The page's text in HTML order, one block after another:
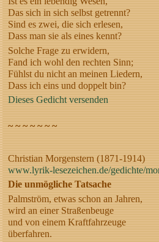
Das sich in sich selbst getrennt?
Sind es zwei, die sich erlesen,
Dass man sie als eines kennt?
Solche Frage zu erwidern,
Fand ich wohl den rechten Sinn;
Fühlst du nicht an meinen Liedern,
Dass ich eins und doppelt bin?
Dieses Gedicht versenden
~ ~ ~ ~ ~ ~ ~
Christian Morgenstern (1871-1914)
www.lyrik-lesezeichen.de/gedichte/
Die unmögliche Tatsache
Palmström, etwas schon an Jahren,
wird an einer Straßenbeuge
und von einem Kraftfahrzeuge
überfahren.